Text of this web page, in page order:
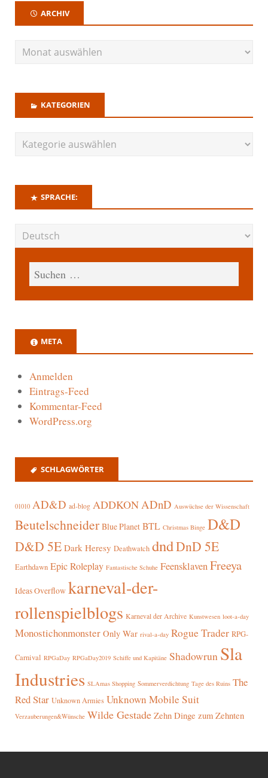
ARCHIV
KATEGORIEN
SPRACHE:
META
Anmelden
Eintrags-Feed
Kommentar-Feed
WordPress.org
SCHLAGWÖRTER
01010 AD&D ad-blog ADDKON ADnD Auswüchse der Wissenschaft
Beutelschneider Blue Planet BTL Christmas Binge D&D
D&D 5E Dark Heresy Deathwatch dndDnD 5E
Earthdawn Epic Roleplay Fantastische Schuhe FeensklavenFreeya
Ideas Overflow karneval-der-
rollenspielblogs Karneval der Archive Kunstwesen loot-a-day
Monostichonmonster Only War rival-a-day Rogue Trader RPG-
Carnival RPGaDay RPGaDay2019 Schiffe und Kapitäne Shadowrun Sla
Industries SLAmas Shopping Sommerverdichtung Tage des Ruins The
Red Star Unknown Armies Unknown Mobile Suit
Verzauberungen&Wünsche Wilde Gestade Zehn Dinge zum Zehnten